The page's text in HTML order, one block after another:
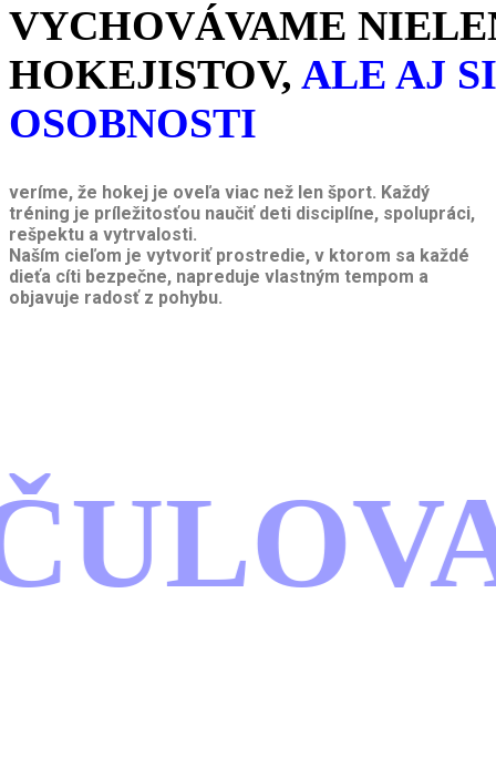
VYCHOVÁVAME
HOKEJISTOV, ALE AJ
OSOBNOSTI
veríme, že hokej je oveľa viac než len šport. Každý
tréning je príležitosťou naučiť deti disciplíne, spolupráci,
rešpektu a vytrvalosti.
Naším cieľom je vytvoriť prostredie, v ktorom sa každé
dieťa cíti bezpečne, napreduje vlastným tempom a
objavuje radosť z pohybu.